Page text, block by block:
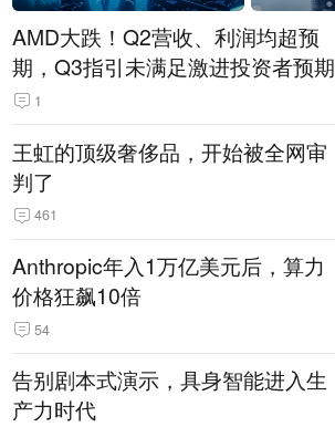
AMD大跌！Q2营收、利润均超预
期，Q3指引未满足激进投资者预期
1
王虹的顶级奢侈品，开始被全网审
判了
461
Anthropic年入1万亿美元后，算力
价格狂飙10倍
54
告别剧本式演示，具身智能进入生
产力时代